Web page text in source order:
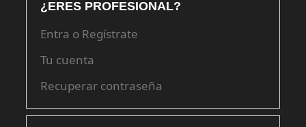
¿ERES PROFESIONAL?
Entra o Regístrate
Tu cuenta
Recuperar contraseña